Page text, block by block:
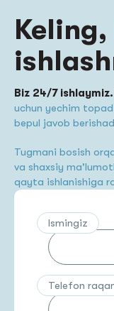
Biz 24/7 ishlaymiz.
uchun yechim
bepul javob
Tugmani bosish
va shaxsiy
qayta ishlanishiga
Ismingiz
Telefon